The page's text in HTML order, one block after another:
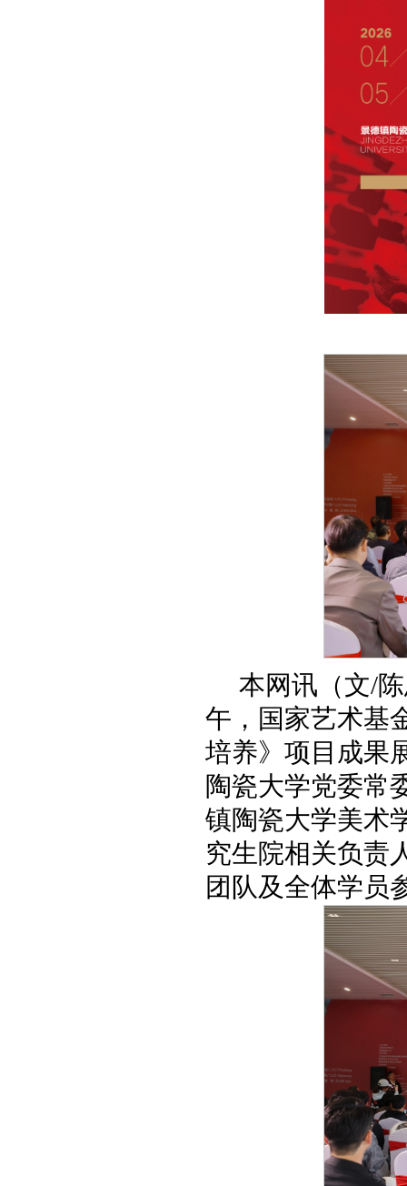
本网讯（文/
午，国家艺术基
培养》项目成果
陶瓷大学党委常
镇陶瓷大学美术
究生院相关负责
团队及全体学员